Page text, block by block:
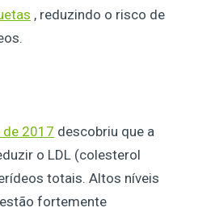
, reduzindo o risco de
de 2017 descobriu que a
o LDL (colesterol
totais. Altos níveis
fortemente